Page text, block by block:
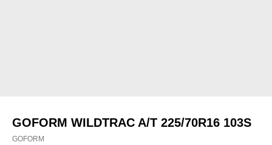
GOFORM WILDTRAC A/T 225/70R16 103S
GOFORM